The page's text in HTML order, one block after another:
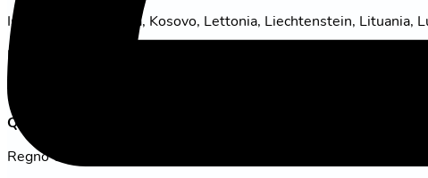
Islanda, Irlanda, Italia, Kosovo, Lettonia, Liechtenstein, Lituania,
M-P
Malta, Monaco, Norvegia, Paesi Bassi, Polonia, Portogallo
Q-T
Regno Unito, Repubblica Ceca, Romania, Russia, San Marino,